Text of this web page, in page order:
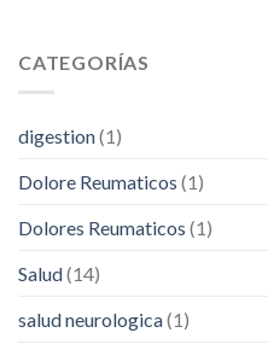
CATEGORÍAS
digestion(1)
Dolore Reumaticos (1)
Dolores Reumaticos (1)
Salud(14)
salud neurologica(1)